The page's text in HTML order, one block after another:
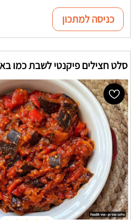
כניסה למתכון
סלט חצילים פיקנטי לשבת כמו